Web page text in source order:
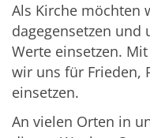
Als Kirche möchten
dagegensetzen
Werte einsetzen.
wir uns für Frieden,
einsetzen.
An vielen Orten in